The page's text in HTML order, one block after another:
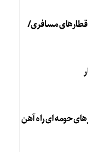
مسافری/
حومه ای راه آهن